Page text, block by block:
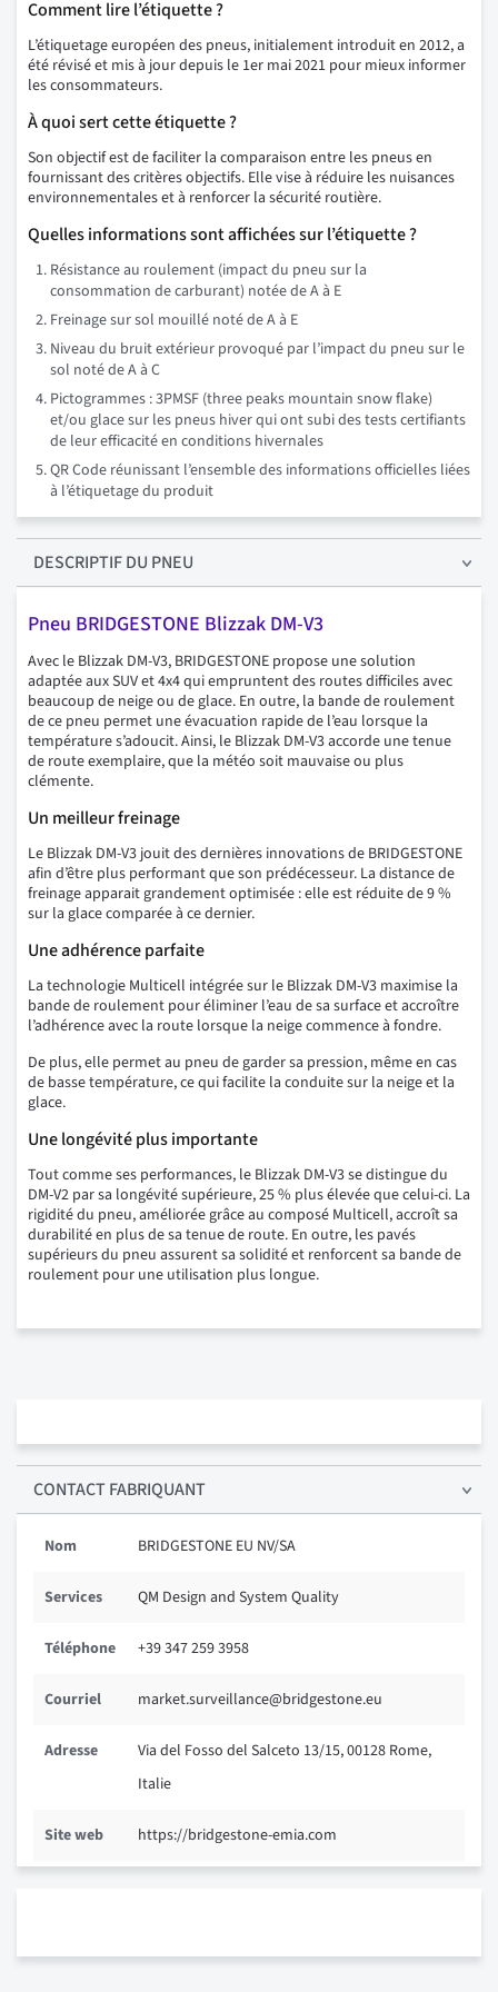
Comment lire l’étiquette ?
L’étiquetage européen des pneus, initialement introduit en 2012, a
été révisé et mis à jour depuis le 1er mai 2021 pour mieux informer
les consommateurs.
À quoi sert cette étiquette ?
Son objectif est de faciliter la comparaison entre les pneus en
fournissant des critères objectifs. Elle vise à réduire les nuisances
environnementales et à renforcer la sécurité routière.
Quelles informations sont affichées sur l’étiquette ?
Résistance au roulement (impact du pneu sur la
consommation de carburant) notée de A à E
Freinage sur sol mouillé noté de A à E
Niveau du bruit extérieur provoqué par l’impact du pneu sur le
sol noté de A à C
Pictogrammes : 3PMSF (three peaks mountain snow flake)
et/ou glace sur les pneus hiver qui ont subi des tests certifiants
de leur efficacité en conditions hivernales
QR Code réunissant l’ensemble des informations officielles liées
à l’étiquetage du produit
DESCRIPTIFDU PNEU
Pneu BRIDGESTONE Blizzak DM-V3
Avec le Blizzak DM-V3, BRIDGESTONE propose une solution
adaptée aux SUV et 4x4 qui empruntent des routes difficiles avec
beaucoup de neige ou de glace. En outre, la bande de roulement
de ce pneu permet une évacuation rapide de l’eau lorsque la
température s’adoucit. Ainsi, le Blizzak DM-V3 accorde une tenue
de route exemplaire, que la météo soit mauvaise ou plus
clémente.
Un meilleur freinage
Le Blizzak DM-V3 jouit des dernières innovations de BRIDGESTONE
afin d’être plus performant que son prédécesseur. La distance de
freinage apparait grandement optimisée : elle est réduite de 9 %
sur la glace comparée à ce dernier.
Une adhérence parfaite
La technologie Multicell intégrée sur le Blizzak DM-V3 maximise la
bande de roulement pour éliminer l’eau de sa surface et accroître
l’adhérence avec la route lorsque la neige commence à fondre.
De plus, elle permet au pneu de garder sa pression, même en cas
de basse température, ce qui facilite la conduite sur la neige et la
glace.
Une longévité plus importante
Tout comme ses performances, le Blizzak DM-V3 se distingue du
DM-V2 par sa longévité supérieure, 25 % plus élevée que celui-ci. La
rigidité du pneu, améliorée grâce au composé Multicell, accroît sa
durabilité en plus de sa tenue de route. En outre, les pavés
supérieurs du pneu assurent sa solidité et renforcent sa bande de
roulement pour une utilisation plus longue.
CONTACT FABRIQUANT
Nom BRIDGESTONE EU NV/SA
Services QM Design and System Quality
Téléphone +39 347 259 3958
Courriel market.surveillance@bridgestone.eu
Adresse
Via del Fosso del Salceto 13/15, 00128 Rome,
Italie
Site web https://bridgestone-emia.com